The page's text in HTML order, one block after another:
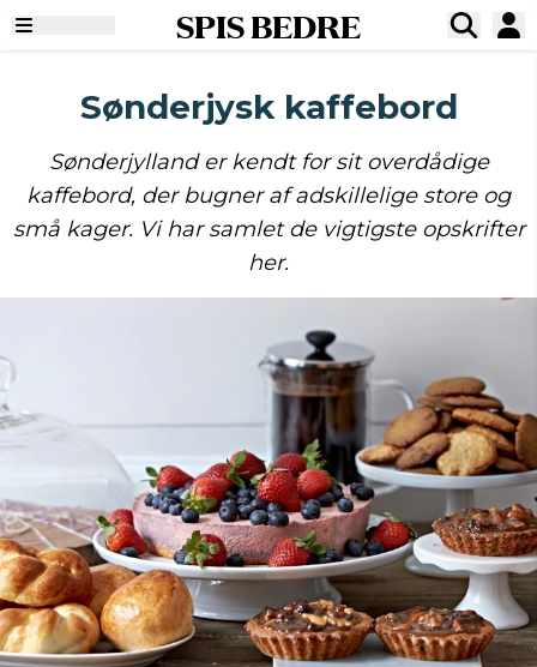
SPIS BEDRE
Sønderjysk kaffebord
Sønderjylland er kendt for sit overdådige
kaffebord, der bugner af adskillelige store og
små kager. Vi har samlet de vigtigste opskrifter
her.